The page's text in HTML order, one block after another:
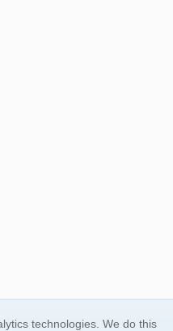
technologies. We do this